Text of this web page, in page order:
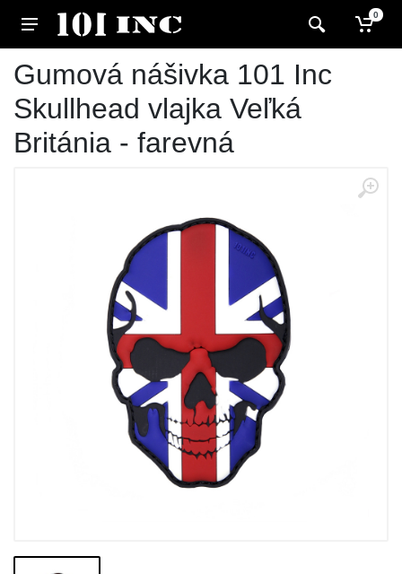
0
Gumová nášivka 101 Inc
Skullhead vlajka Veľká
Británia - farevná